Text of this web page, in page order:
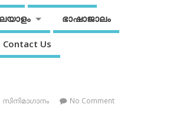
ഭാഷാജാലം
Contact Us
സിനിമാഗാനം No Comment